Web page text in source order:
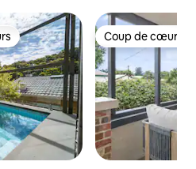
les plus appréciés Coup de cœur
Coup de cœur